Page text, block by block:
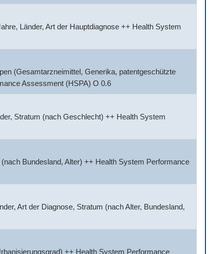
Länder, Art der Hauptdiagnose ++ Health System
(Gesamtarzneimittel, Generika, patentgeschützte
Assessment (HSPA) O 0.6
Stratum (nach Geschlecht) ++ Health System
Bundesland, Alter) ++ Health System Performance
Art der Diagnose, Stratum (nach Alter, Bundesland,
++ Health System Performance